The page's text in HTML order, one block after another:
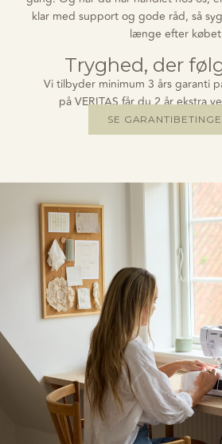
klar med support og gode råd, så
længe efter
Tryghed, der
Vi tilbyder minimum 3 års garanti
påVERITASfår du2 år ekstra
SE